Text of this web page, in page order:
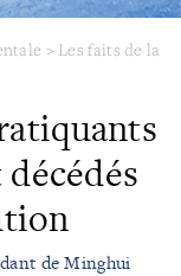
> Les faits de la
de Minghui